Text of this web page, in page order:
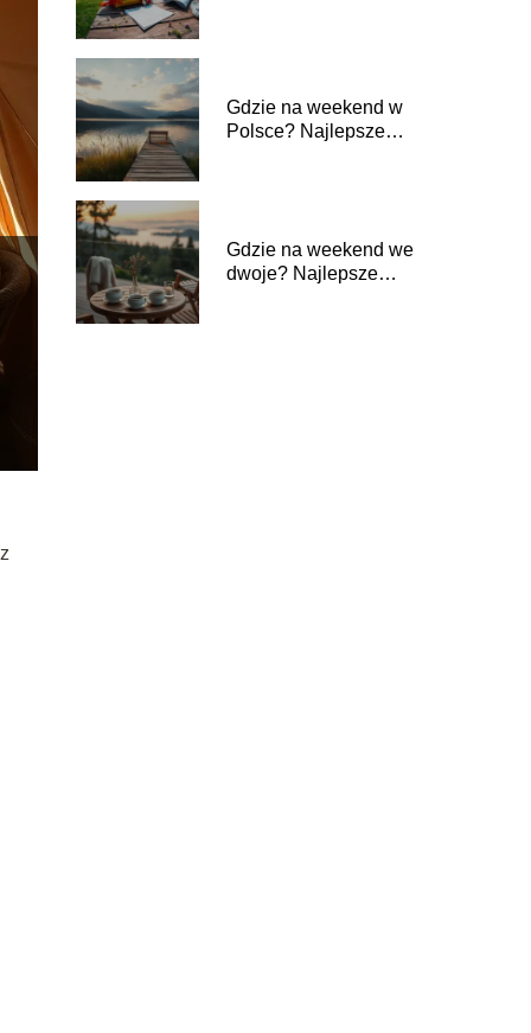
Gdzie na weekend w
Polsce? Najlepsze
Gdzie na weekend we
dwoje? Najlepsze